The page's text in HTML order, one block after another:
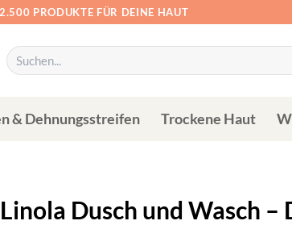
PRODUKTE FÜR DEINE HAUT
Suchen
nach:
& Dehnungsstreifen Trockene Haut
Linola Dusch und Wasch